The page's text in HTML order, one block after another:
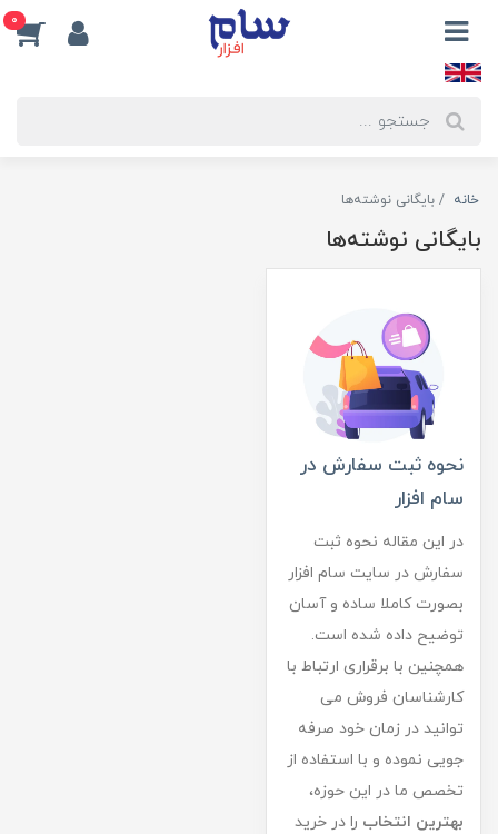
0
خانه بایگانی نوشته‌ها
بایگانی نوشته‌ها
نحوه ثبت سفارش در
سام افزار
در این مقاله نحوه ثبت
سفارش در سایت سام افزار
بصورت کاملا ساده و آسان
توضیح داده شده است.
همچنین با برقراری ارتباط با
کارشناسان فروش می
توانید در زمان خود صرفه
جویی نموده و با استفاده از
تخصص ما در این حوزه،
بهترین انتخاب را در خرید